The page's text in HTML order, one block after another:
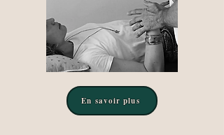
En savoir plus